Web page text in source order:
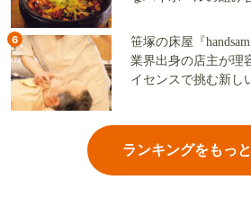
6
笹塚の床屋『
業界出身の店主が理
イセンスで挑む新し
ランキングをもっ